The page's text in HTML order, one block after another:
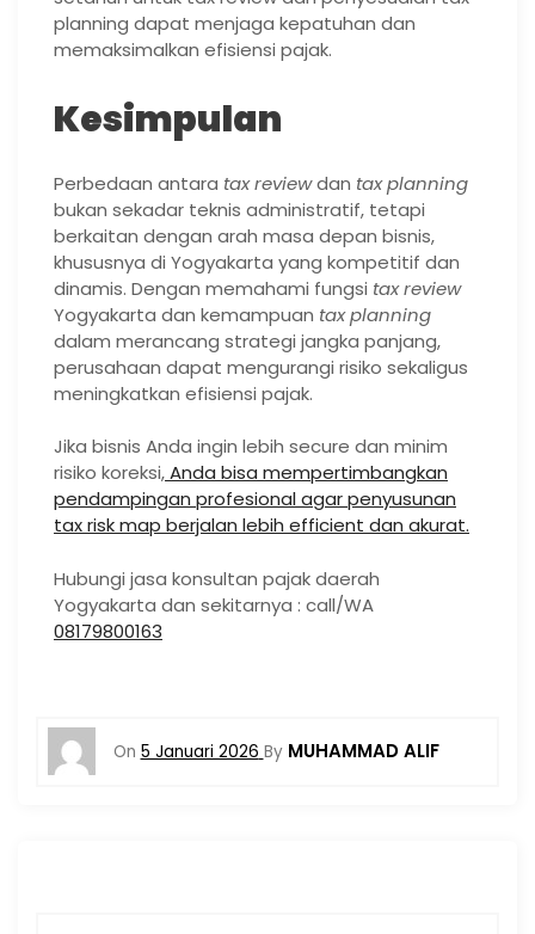
planning dapat menjaga kepatuhan dan
memaksimalkan efisiensi pajak.
Kesimpulan
Perbedaan antara tax reviewdan tax planning
bukan sekadar teknis administratif, tetapi
berkaitan dengan arah masa depan bisnis,
khususnya di Yogyakarta yang kompetitif dan
dinamis. Dengan memahami fungsi tax review
Yogyakarta dan kemampuan tax planning
dalam merancang strategi jangka panjang,
perusahaan dapat mengurangi risiko sekaligus
meningkatkan efisiensi pajak.
Jika bisnis Anda ingin lebih secure dan minim
risiko koreksi,Anda bisa mempertimbangkan
pendampingan profesional agar penyusunan
tax risk map berjalan lebih efficient dan akurat.
Hubungi jasa konsultan pajak daerah
Yogyakarta dan sekitarnya : call/WA
08179800163
On 5 Januari 2026 By MUHAMMAD ALIF